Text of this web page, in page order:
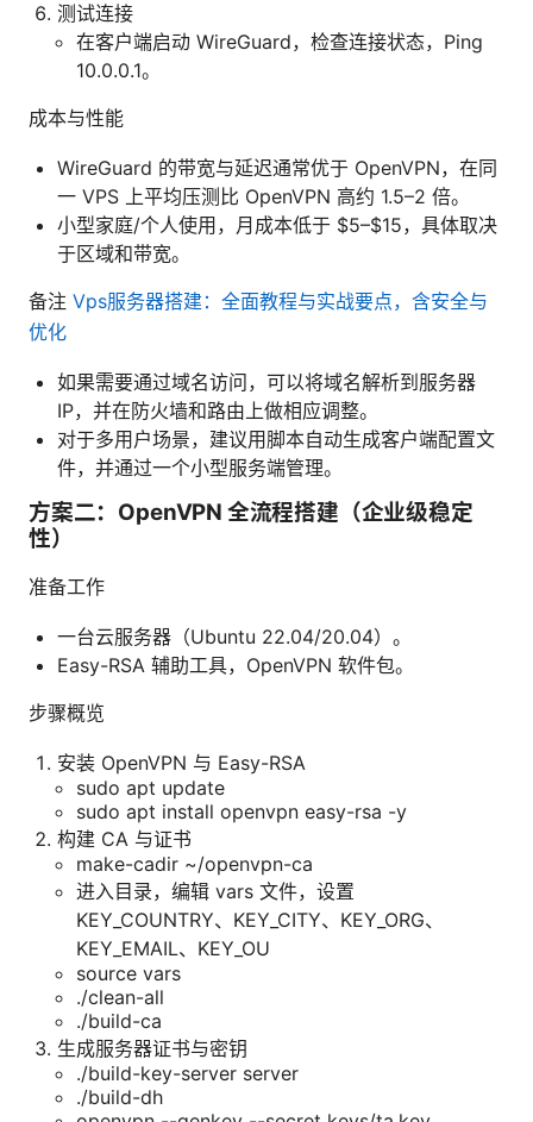
测试连接
在客户端启动 WireGuard，检查连接状态，Ping
10.0.0.1。
成本与性能
WireGuard 的带宽与延迟通常优于 OpenVPN，在同
一 VPS 上平均压测比 OpenVPN 高约 1.5–2 倍。
小型家庭/个人使用，月成本低于 $5–$15，具体取决
于区域和带宽。
备注 Vps服务器搭建：全面教程与实战要点，含安全与
优化
如果需要通过域名访问，可以将域名解析到服务器
IP，并在防火墙和路由上做相应调整。
对于多用户场景，建议用脚本自动生成客户端配置文
件，并通过一个小型服务端管理。
方案二：OpenVPN 全流程搭建（企业级稳定
性）
准备工作
一台云服务器（Ubuntu 22.04/20.04）。
Easy-RSA 辅助工具，OpenVPN 软件包。
步骤概览
安装 OpenVPN 与 Easy-RSA
sudo apt update
sudo apt install openvpn easy-rsa -y
构建 CA 与证书
make-cadir ~/openvpn-ca
进入目录，编辑 vars 文件，设置
KEY_COUNTRY、KEY_CITY、KEY_ORG、
KEY_EMAIL、KEY_OU
source vars
./clean-all
./build-ca
生成服务器证书与密钥
./build-key-server server
./build-dh